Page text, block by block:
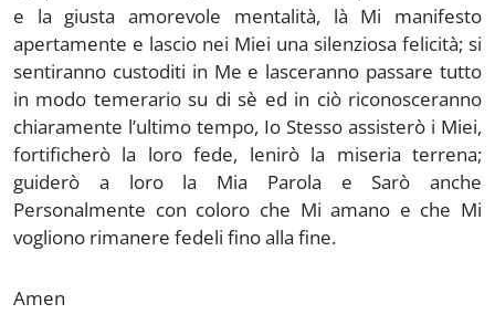
e la giusta amorevole mentalità, là Mi manifesto
apertamente e lascio nei Miei una silenziosa felicità; si
sentiranno custoditi in Me e lasceranno passare tutto
in modo temerario su di sè ed in ciò riconosceranno
chiaramente l’ultimo tempo, Io Stesso assisterò i Miei,
fortificherò la loro fede, lenirò la miseria terrena;
guiderò a loro la Mia Parola e Sarò anche
Personalmente con coloro che Mi amano e che Mi
vogliono rimanere fedeli fino alla fine.
Amen